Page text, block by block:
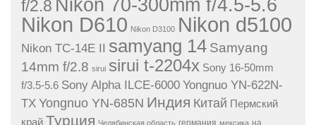
f/2.8 Nikon 70-300mm f/4.5-5.6
Nikon D610 Nikon D3100 Nikon d5100
Nikon TC-14E II samyang 14 Samyang
14mm f/2.8 sirui sirui t-2204x Sony 16-50mm
f/3.5-5.6 Sony Alpha ILCE-6000 Yongnuo YN-622N-
TX Yongnuo YN-685N Индия Китай Пермский
край Турция Челябинская область германия мексика на